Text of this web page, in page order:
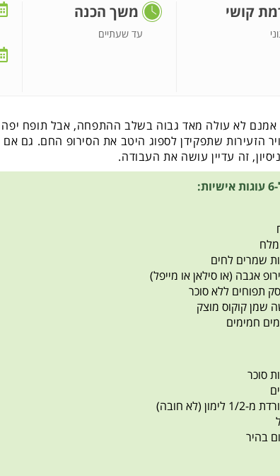
קושי משך הכנה
עד שעתיים
לא עולה מאד גבוה בשלב ההתפחה, אבל תופח יפה
הזעירות שתפקידן לספוג היטב את הסירופ החם. גם
זה עדיין עושה את העבודה.
(לא חובה)